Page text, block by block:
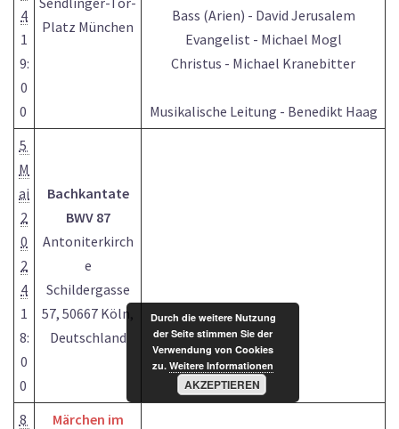
4
1
9:
0
0
Platz München
Bass (Arien) - David Jerusalem
Evangelist - Michael Mogl
Christus - Michael Kranebitter
Musikalische Leitung - Benedikt Haag
5
M
ai
2
0
2
4
1
8:
0
0
Bachkantate
BWV 87
Antoniterkirch
e
Schildergasse
57, 50667 Köln,
Deutschland
8 Märchen im
Durch die weitere Nutzung
der Seite stimmen Sie der
Verwendung von Cookies
zu. Weitere Informationen
AKZEPTIEREN